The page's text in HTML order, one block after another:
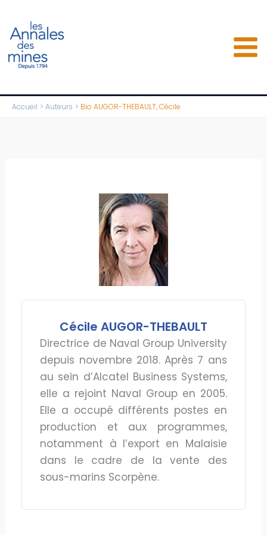
contenu
Accueil Auteurs Bio AUGOR-THEBAULT, Cécile
Cécile AUGOR-THEBAULT
Directrice de Naval Group University
depuis novembre 2018. Après 7 ans
au sein d’Alcatel Business Systems,
elle a rejoint Naval Group en 2005.
Elle a occupé différents postes en
production et aux programmes,
notamment à l’export en Malaisie
dans le cadre de la vente des
sous-marins Scorpène.